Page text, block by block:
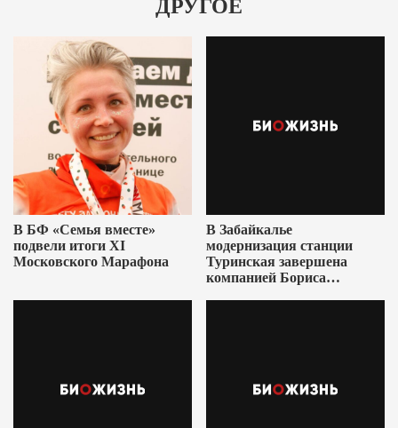
ДРУГОЕ
В БФ «Семья вместе»
подвели итоги XI
Московского Марафона
В Забайкалье
модернизация станции
Туринская завершена
компанией Бориса